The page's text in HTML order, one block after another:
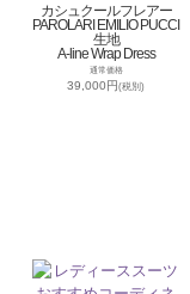
カシュクールフレアー
PAROLARI EMILIO PUCCI
生地
A-line Wrap Dress
通常価格
39,000円(税別)